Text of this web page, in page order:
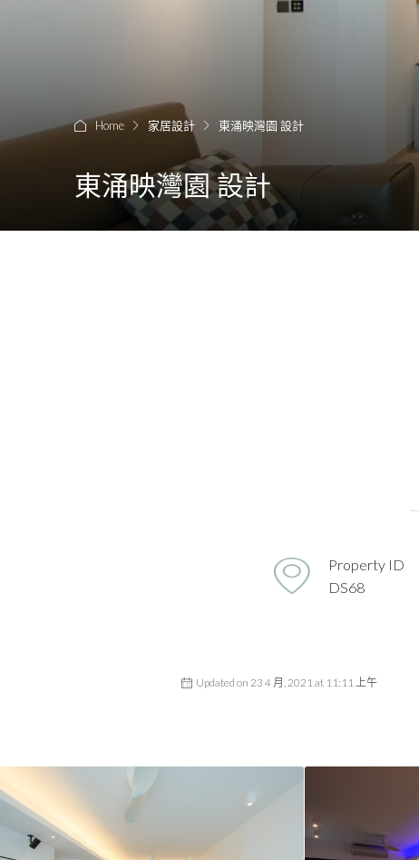
Home 家居設計 東涌映灣園 設計
東涌映灣園 設計
Property ID
DS68
Updated on 23 4 月, 2021 at 11:11 上午